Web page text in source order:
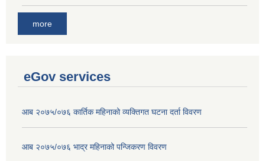
more
eGov services
आब २०७५/०७६ कार्तिक महिनाको व्यक्तिगत घटना दर्ता विवरण
आब २०७५/०७६ भाद्र महिनाको पन्जिकरण विवरण